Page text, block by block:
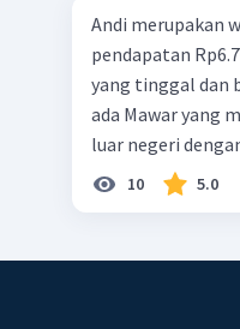
Andi merupakan
pendapatan Rp6.700.000,00. Sementara Lula merupakan warga negara asing
yang tinggal dan bekerja di Indonesia dengan
ada Mawar yang merupakan warga
luar negeri
10 5.0